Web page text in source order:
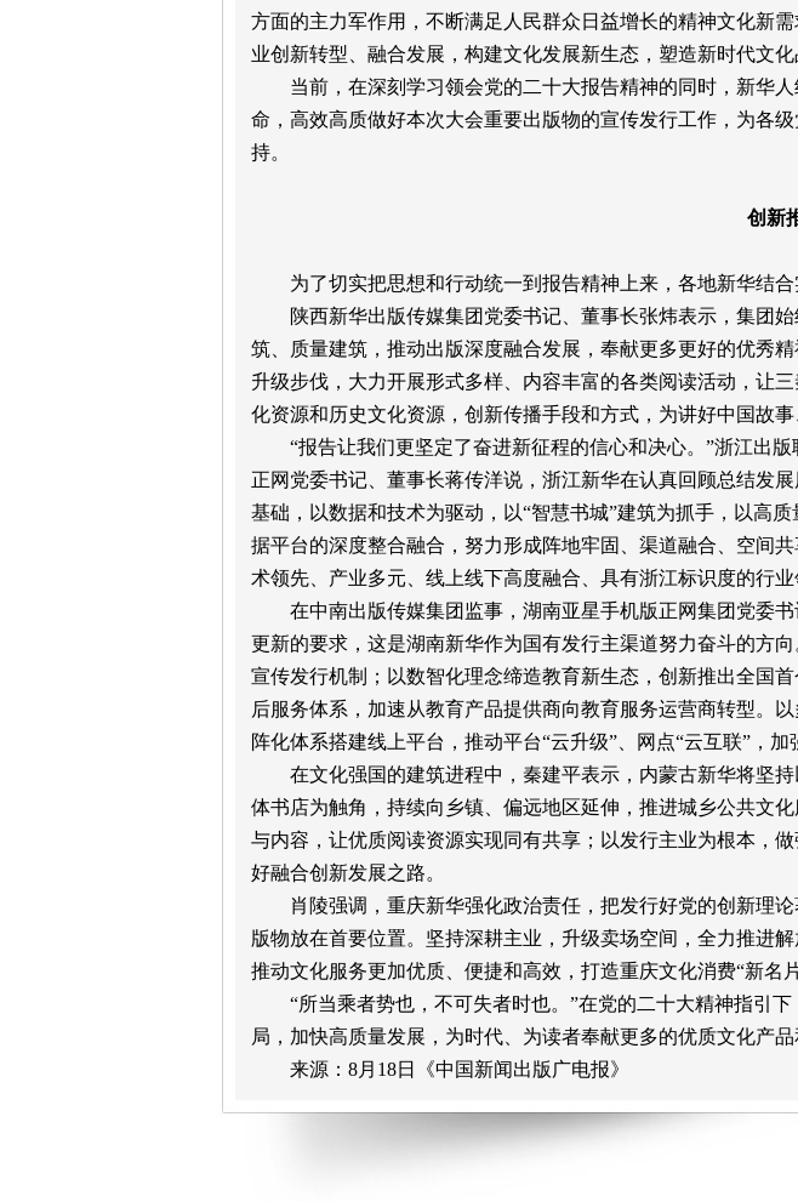
方面的主力军作用，不断满足人民群众日益增长的精神文化新
业创新转型、融合发展，构建文化发展新生态，塑造新时代文
当前，在深刻学习领会党的二十大报告精神的同时，新华
命，高效高质做好本次大会重要出版物的宣传发行工作，为各
持。
创新
为了切实把思想和行动统一到报告精神上来，各地新华结合
陕西新华出版传媒集团党委书记、董事长张炜表示，集团
筑、质量建筑，推动出版深度融合发展，奉献更多更好的优秀
升级步伐，大力开展形式多样、内容丰富的各类阅读活动，让
化资源和历史文化资源，创新传播手段和方式，为讲好中国故事
“报告让我们更坚定了奋进新征程的信心和决心。”浙江出
正网党委书记、董事长蒋传洋说，浙江新华在认真回顾总结发
基础，以数据和技术为驱动，以“智慧书城”建筑为抓手，以高
据平台的深度整合融合，努力形成阵地牢固、渠道融合、空间
术领先、产业多元、线上线下高度融合、具有浙江标识度的行业
在中南出版传媒集团监事，湖南亚星手机版正网集团党委
更新的要求，这是湖南新华作为国有发行主渠道努力奋斗的方
宣传发行机制；以数智化理念缔造教育新生态，创新推出全国
后服务体系，加速从教育产品提供商向教育服务运营商转型。
阵化体系搭建线上平台，推动平台“云升级”、网点“云互联”，
在文化强国的建筑进程中，秦建平表示，内蒙古新华将坚
体书店为触角，持续向乡镇、偏远地区延伸，推进城乡公共文
与内容，让优质阅读资源实现同有共享；以发行主业为根本，
好融合创新发展之路。
肖陵强调，重庆新华强化政治责任，把发行好党的创新理
版物放在首要位置。坚持深耕主业，升级卖场空间，全力推进
推动文化服务更加优质、便捷和高效，打造重庆文化消费“新名
“所当乘者势也，不可失者时也。”在党的二十大精神指引
局，加快高质量发展，为时代、为读者奉献更多的优质文化产
来源：8月18日《中国新闻出版广电报》